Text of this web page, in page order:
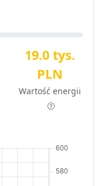
19.0 tys.
PLN
Wartość energii